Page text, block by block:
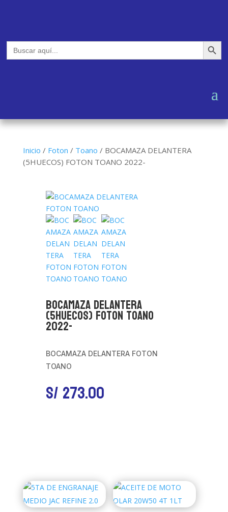
Buscar: Botón de
Inicio / Foton / Toano / BOCAMAZA DELANTERA
(5HUECOS) FOTON TOANO 2022-
BOCAMAZA DELANTERA
(5HUECOS) FOTON TOANO
2022-
BOCAMAZA DELANTERA FOTON
TOANO
S/273.00